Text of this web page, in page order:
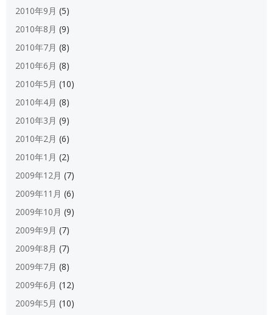
2010年9月 (5)
2010年8月 (9)
2010年7月 (8)
2010年6月 (8)
2010年5月 (10)
2010年4月 (8)
2010年3月 (9)
2010年2月 (6)
2010年1月 (2)
2009年12月 (7)
2009年11月 (6)
2009年10月 (9)
2009年9月 (7)
2009年8月 (7)
2009年7月 (8)
2009年6月 (12)
2009年5月 (10)